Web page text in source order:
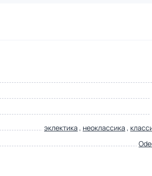
эклектика , неоклассика ,